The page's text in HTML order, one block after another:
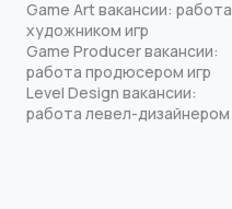
Game Art вакансии: работа
художником игр
Game Producer вакансии:
работа продюсером игр
Level Design вакансии:
работа левел-дизайнером